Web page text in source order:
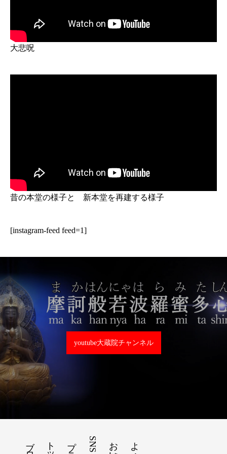
大悲呪
昔の本堂の様子と 新本堂を再建する様子
[instagram-feed feed=1]
youtube大蔵院チャンネル
SNS